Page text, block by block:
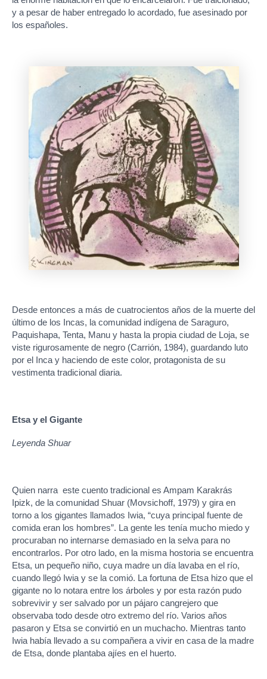
y a pesar de haber entregado lo acordado, fue asesinado por
los españoles.
Desde entonces a más de cuatrocientos años de la muerte del
último de los Incas, la comunidad indígena de Saraguro,
Paquishapa, Tenta, Manu y hasta la propia ciudad de Loja, se
viste rigurosamente de negro (Carrión, 1984), guardando luto
por el Inca y haciendo de este color, protagonista de su
vestimenta tradicional diaria.
Etsa y el Gigante
Leyenda Shuar
Quien narra este cuento tradicional es Ampam Karakrás
Ipizk, de la comunidad Shuar (Movsichoff, 1979) y gira en
torno a los gigantes llamados Iwia, “cuya principal fuente de
comida eran los hombres”. La gente les tenía mucho miedo y
procuraban no internarse demasiado en la selva para no
encontrarlos. Por otro lado, en la misma hostoria se encuentra
Etsa, un pequeño niño, cuya madre un día lavaba en el río,
cuando llegó Iwia y se la comió. La fortuna de Etsa hizo que el
gigante no lo notara entre los árboles y por esta razón pudo
sobrevivir y ser salvado por un pájaro cangrejero que
observaba todo desde otro extremo del río. Varios años
pasaron y Etsa se convirtió en un muchacho. Mientras tanto
Iwia había llevado a su compañera a vivir en casa de la madre
de Etsa, donde plantaba ajíes en el huerto.